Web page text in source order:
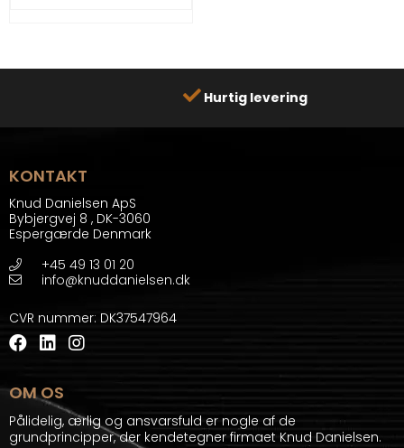
Hurtig levering
KONTAKT
Knud Danielsen ApS
Bybjergvej 8 , DK-3060
Espergærde Denmark
+45 49 13 01 20
info@knuddanielsen.dk
CVR nummer: DK37547964
OM OS
Pålidelig, ærlig og ansvarsfuld er nogle af de
grundprincipper, der kendetegner firmaet Knud Danielsen.